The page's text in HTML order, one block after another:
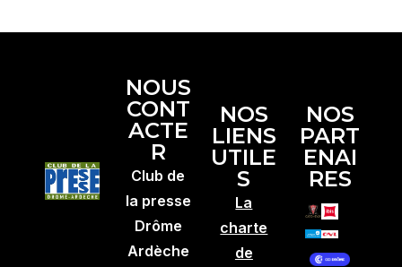
NOUS
CONT
ACTE
R
Club de
la presse
Drôme
Ardèche
NOS
LIENS
UTILE
S
La
charte
de
NOS
PART
ENAI
RES